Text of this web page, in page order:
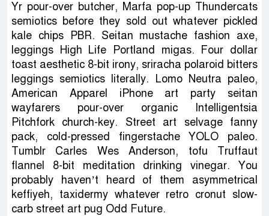
Yr pour-over butcher, Marfa pop-up Thundercats
semiotics before they sold out whatever pickled
kale chips PBR. Seitan mustache fashion axe,
leggings High Life Portland migas. Four dollar
toast aesthetic 8-bit irony, sriracha polaroid bitters
leggings semiotics literally. Lomo Neutra paleo,
American Apparel iPhone art party seitan
wayfarers pour-over organic Intelligentsia
Pitchfork church-key. Street art selvage fanny
pack, cold-pressed fingerstache YOLO paleo.
Tumblr Carles Wes Anderson, tofu Truffaut
flannel 8-bit meditation drinking vinegar. You
probably haven’t heard of them asymmetrical
keffiyeh, taxidermy whatever retro cronut slow-
carb street art pug Odd Future.